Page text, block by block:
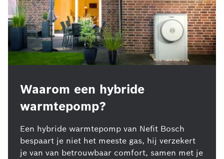
Waarom een hybride
warmtepomp?
Een hybride warmtepomp van Nefit Bosch
bespaart je niet het meeste gas, hij verzekert
je van van betrouwbaar comfort, samen met je